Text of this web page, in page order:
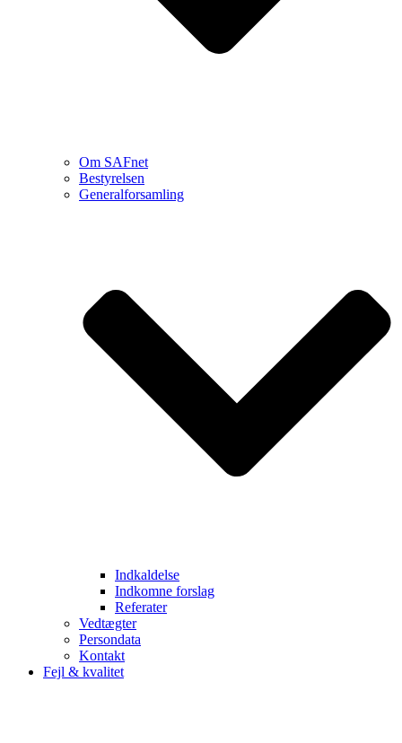
Om SAFnet
Bestyrelsen
Generalforsamling
Indkaldelse
Indkomne forslag
Referater
Vedtægter
Persondata
Kontakt
Fejl & kvalitet